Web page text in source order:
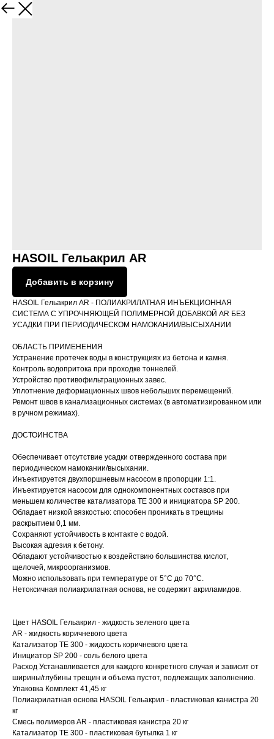
Назад
HASOIL Гельакрил AR
Добавить в корзину
HASOIL Гельакрил AR - ПОЛИАКРИЛАТНАЯ ИНЪЕКЦИОННАЯ
СИСТЕМА С УПРОЧНЯЮЩЕЙ ПОЛИМЕРНОЙ ДОБАВКОЙ AR БЕЗ
УСАДКИ ПРИ ПЕРИОДИЧЕСКОМ НАМОКАНИИ/ВЫСЫХАНИИ
ОБЛАСТЬ ПРИМЕНЕНИЯ
Устранение протечек воды в конструкциях из бетона и камня.
Контроль водопритока при проходке тоннелей.
Устройство противофильтрационных завес.
Уплотнение деформационных швов небольших перемещений.
Ремонт швов в канализационных системах (в автоматизированном или
в ручном режимах).
ДОСТОИНСТВА
Обеспечивает отсутствие усадки отвержденного состава при
периодическом намокании/высыхании.
Инъектируется двухпоршневым насосом в пропорции 1:1.
Инъектируется насосом для однокомпонентных составов при
меньшем количестве катализатора TE 300 и инициатора SP 200.
Обладает низкой вязкостью: способен проникать в трещины
раскрытием 0,1 мм.
Сохраняют устойчивость в контакте с водой.
Высокая адгезия к бетону.
Обладают устойчивостью к воздействию большинства кислот,
щелочей, микроорганизмов.
Можно использовать при температуре от 5°С до 70°С.
Нетоксичная полиакрилатная основа, не содержит акриламидов.
Цвет HASOIL Гельакрил - жидкость зеленого цвета
AR - жидкость коричневого цвета
Катализатор TE 300 - жидкость коричневого цвета
Инициатор SP 200 - соль белого цвета
Расход Устанавливается для каждого конкретного случая и зависит от
ширины/глубины трещин и объема пустот, подлежащих заполнению.
Упаковка Комплект 41,45 кг
Полиакрилатная основа HASOIL Гельакрил - пластиковая канистра 20
кг
Смесь полимеров AR - пластиковая канистра 20 кг
Катализатор TE 300 - пластиковая бутылка 1 кг